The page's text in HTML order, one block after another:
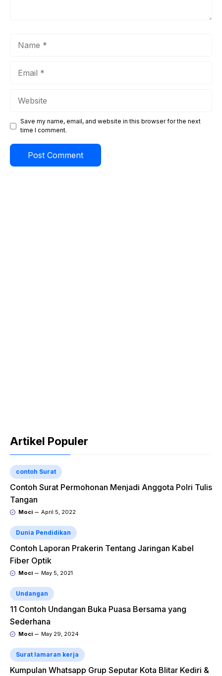
Save my name, email, and website in this browser for the next
time I comment.
Artikel Populer
contoh Surat
Contoh Surat Permohonan Menjadi Anggota Polri Tulis
Tangan
Moci April 5, 2022
Dunia Pendidikan
Contoh Laporan Prakerin Tentang Jaringan Kabel
Fiber Optik
Moci May 5, 2021
Undangan
11 Contoh Undangan Buka Puasa Bersama yang
Sederhana
Moci May 29, 2024
Surat lamaran kerja
Kumpulan Whatsapp Grup Seputar Kota Blitar Kediri &